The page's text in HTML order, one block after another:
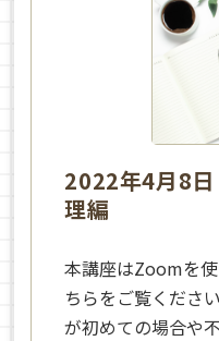
2022年4月8日
理編
本講座はZoomを
ちらをご覧くださ
が初めての場合や